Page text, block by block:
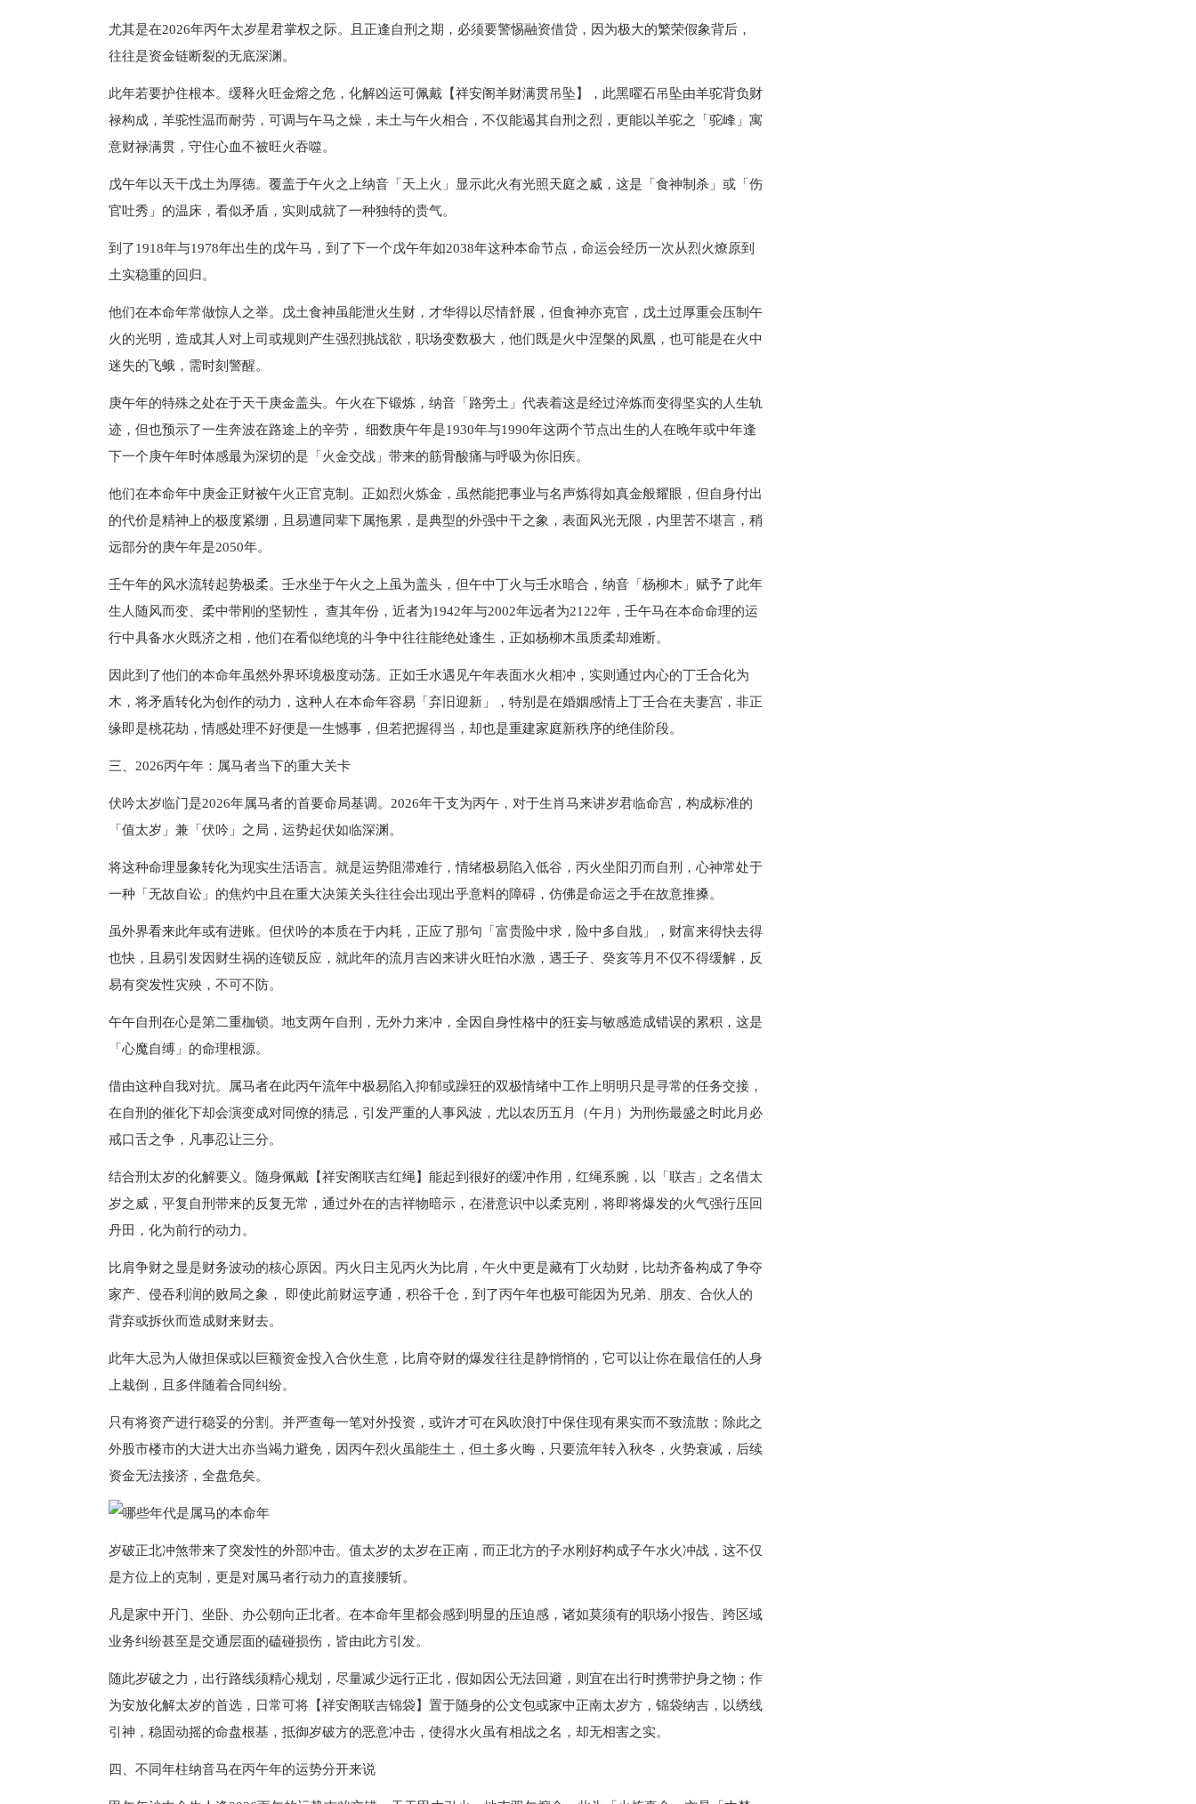
尤其是在2026年丙午太岁星君掌权之际。且正逢自刑之期，必须要警惕融资借贷，因为极大的繁荣假象背后，
往往是资金链断裂的无底深渊。
此年若要护住根本。缓释火旺金熔之危，化解凶运可佩戴【祥安阁羊财满贯吊坠】，此黑曜石吊坠由羊驼背负财
禄构成，羊驼性温而耐劳，可调与午马之燥，未土与午火相合，不仅能遏其自刑之烈，更能以羊驼之「驼峰」寓
意财禄满贯，守住心血不被旺火吞噬。
戊午年以天干戊土为厚德。覆盖于午火之上纳音「天上火」显示此火有光照天庭之威，这是「食神制杀」或「伤
官吐秀」的温床，看似矛盾，实则成就了一种独特的贵气。
到了1918年与1978年出生的戊午马，到了下一个戊午年如2038年这种本命节点，命运会经历一次从烈火燎原到
土实稳重的回归。
他们在本命年常做惊人之举。戊土食神虽能泄火生财，才华得以尽情舒展，但食神亦克官，戊土过厚重会压制午
火的光明，造成其人对上司或规则产生强烈挑战欲，职场变数极大，他们既是火中涅槃的凤凰，也可能是在火中
迷失的飞蛾，需时刻警醒。
庚午年的特殊之处在于天干庚金盖头。午火在下锻炼，纳音「路旁土」代表着这是经过淬炼而变得坚实的人生轨
迹，但也预示了一生奔波在路途上的辛劳， 细数庚午年是1930年与1990年这两个节点出生的人在晚年或中年逢
下一个庚午年时体感最为深切的是「火金交战」带来的筋骨酸痛与呼吸为你旧疾。
他们在本命年中庚金正财被午火正官克制。正如烈火炼金，虽然能把事业与名声炼得如真金般耀眼，但自身付出
的代价是精神上的极度紧绷，且易遭同辈下属拖累，是典型的外强中干之象，表面风光无限，内里苦不堪言，稍
远部分的庚午年是2050年。
壬午年的风水流转起势极柔。壬水坐于午火之上虽为盖头，但午中丁火与壬水暗合，纳音「杨柳木」赋予了此年
生人随风而变、柔中带刚的坚韧性， 查其年份，近者为1942年与2002年远者为2122年，壬午马在本命命理的运
行中具备水火既济之相，他们在看似绝境的斗争中往往能绝处逢生，正如杨柳木虽质柔却难断。
因此到了他们的本命年虽然外界环境极度动荡。正如壬水遇见午年表面水火相冲，实则通过内心的丁壬合化为
木，将矛盾转化为创作的动力，这种人在本命年容易「弃旧迎新」，特别是在婚姻感情上丁壬合在夫妻宫，非正
缘即是桃花劫，情感处理不好便是一生憾事，但若把握得当，却也是重建家庭新秩序的绝佳阶段。
三、2026丙午年：属马者当下的重大关卡
伏吟太岁临门是2026年属马者的首要命局基调。2026年干支为丙午，对于生肖马来讲岁君临命宫，构成标准的
「值太岁」兼「伏吟」之局，运势起伏如临深渊。
将这种命理显象转化为现实生活语言。就是运势阻滞难行，情绪极易陷入低谷，丙火坐阳刃而自刑，心神常处于
一种「无故自讼」的焦灼中且在重大决策关头往往会出现出乎意料的障碍，仿佛是命运之手在故意推搡。
虽外界看来此年或有进账。但伏吟的本质在于内耗，正应了那句「富贵险中求，险中多自戕」，财富来得快去得
也快，且易引发因财生祸的连锁反应，就此年的流月吉凶来讲火旺怕水激，遇壬子、癸亥等月不仅不得缓解，反
易有突发性灾殃，不可不防。
午午自刑在心是第二重枷锁。地支两午自刑，无外力来冲，全因自身性格中的狂妄与敏感造成错误的累积，这是
「心魔自缚」的命理根源。
借由这种自我对抗。属马者在此丙午流年中极易陷入抑郁或躁狂的双极情绪中工作上明明只是寻常的任务交接，
在自刑的催化下却会演变成对同僚的猜忌，引发严重的人事风波，尤以农历五月（午月）为刑伤最盛之时此月必
戒口舌之争，凡事忍让三分。
结合刑太岁的化解要义。随身佩戴【祥安阁联吉红绳】能起到很好的缓冲作用，红绳系腕，以「联吉」之名借太
岁之威，平复自刑带来的反复无常，通过外在的吉祥物暗示，在潜意识中以柔克刚，将即将爆发的火气强行压回
丹田，化为前行的动力。
比肩争财之显是财务波动的核心原因。丙火日主见丙火为比肩，午火中更是藏有丁火劫财，比劫齐备构成了争夺
家产、侵吞利润的败局之象， 即使此前财运亨通，积谷千仓，到了丙午年也极可能因为兄弟、朋友、合伙人的
背弃或拆伙而造成财来财去。
此年大忌为人做担保或以巨额资金投入合伙生意，比肩夺财的爆发往往是静悄悄的，它可以让你在最信任的人身
上栽倒，且多伴随着合同纠纷。
只有将资产进行稳妥的分割。并严查每一笔对外投资，或许才可在风吹浪打中保住现有果实而不致流散；除此之
外股市楼市的大进大出亦当竭力避免，因丙午烈火虽能生土，但土多火晦，只要流年转入秋冬，火势衰减，后续
资金无法接济，全盘危矣。
岁破正北冲煞带来了突发性的外部冲击。值太岁的太岁在正南，而正北方的子水刚好构成子午水火冲战，这不仅
是方位上的克制，更是对属马者行动力的直接腰斩。
凡是家中开门、坐卧、办公朝向正北者。在本命年里都会感到明显的压迫感，诸如莫须有的职场小报告、跨区域
业务纠纷甚至是交通层面的磕碰损伤，皆由此方引发。
随此岁破之力，出行路线须精心规划，尽量减少远行正北，假如因公无法回避，则宜在出行时携带护身之物；作
为安放化解太岁的首选，日常可将【祥安阁联吉锦袋】置于随身的公文包或家中正南太岁方，锦袋纳吉，以绣线
引神，稳固动摇的命盘根基，抵御岁破方的恶意冲击，使得水火虽有相战之名，却无相害之实。
四、不同年柱纳音马在丙午年的运势分开来说